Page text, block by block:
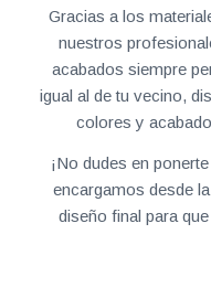
Gracias a los
nuestros
acabados siempre
igual al de tu vecino,
colores y
¡No dudes en
encargamos desde
diseño final para